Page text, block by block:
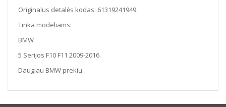
Originalus detalės kodas: 61319241949.
Tinka modeliams:
BMW
5 Serijos F10 F11 2009-2016.
Daugiau BMW prekių